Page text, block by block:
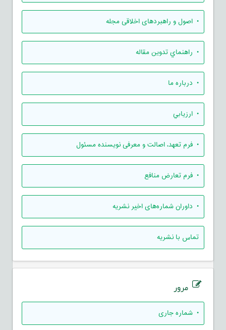
• اصول و راهبردهای اخلاقی مجله
• راهنماي تدوين مقاله
• درباره ما
• ارزيابي
• فرم تعهد، اصالت و معرفی نویسنده مسئول
• فرم تعارض منافع
• داوران شماره‌های اخیر نشریه
تماس با نشریه
مرور
• شماره جاری